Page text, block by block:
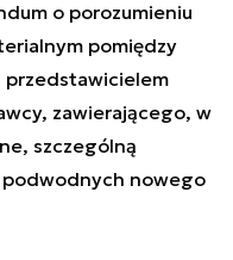
o porozumieniu
pomiędzy
przedstawicielem
zawierającego, w
szczególną
nowego